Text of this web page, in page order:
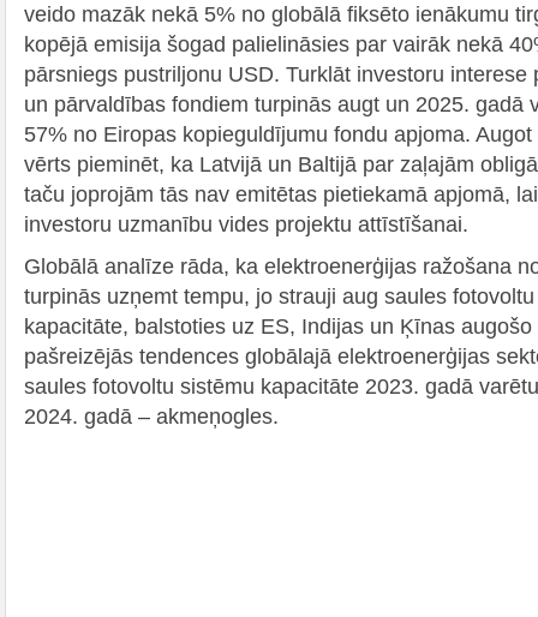
veido mazāk nekā 5% no globālā fiksēto ienākumu
kopējā emisija šogad palielināsies par vairāk nekā
pārsniegs pustriljonu USD. Turklāt investoru interese
un pārvaldības fondiem turpinās augt un 2025. gadā
57% no Eiropas kopieguldījumu fondu apjoma.
vērts pieminēt, ka Latvijā un Baltijā par zaļajām
taču joprojām tās nav emitētas pietiekamā apjomā,
investoru uzmanību vides projektu attīstīšanai.
Globālā analīze rāda, ka elektroenerģijas ražošana
turpinās uzņemt tempu, jo strauji aug saules
kapacitāte, balstoties uz ES, Indijas un Ķīnas
pašreizējās tendences globālajā elektroenerģijas
saules fotovoltu sistēmu kapacitāte 2023. gadā
2024. gadā – akmeņogles.